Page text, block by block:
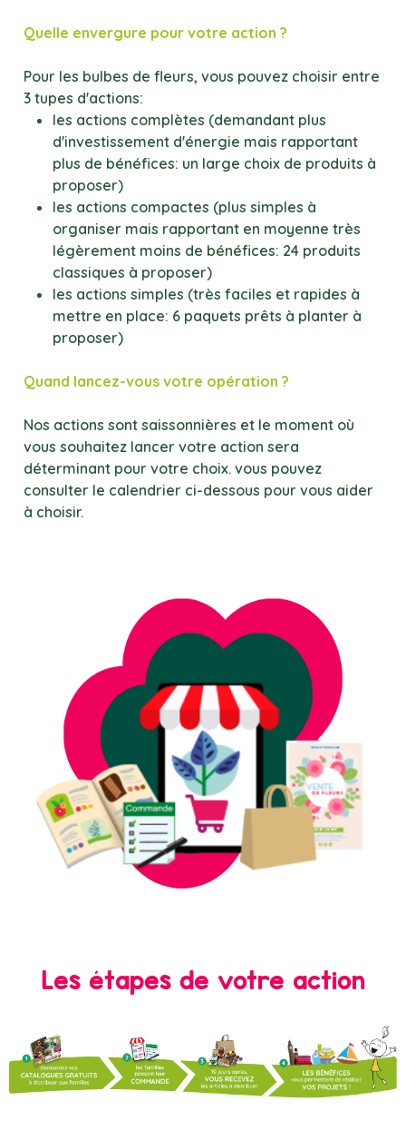
Quelle envergure pour votre action ?
Pour les bulbes de fleurs, vous pouvez choisir entre
3 tupes d'actions:
les actions complètes (demandant plus
d'investissement d'énergie mais rapportant
plus de bénéfices: un large choix de produits à
proposer)
les actions compactes (plus simples à
organiser mais rapportant en moyenne très
légèrement moins de bénéfices: 24 produits
classiques à proposer)
les actions simples (très faciles et rapides à
mettre en place: 6 paquets prêts à planter à
proposer)
Quand lancez-vous votre opération ?
Nos actions sont saissonnières et le moment où
vous souhaitez lancer votre action sera
déterminant pour votre choix. vous pouvez
consulter le calendrier ci-dessous pour vous aider
à choisir.
Les étapes de votre action